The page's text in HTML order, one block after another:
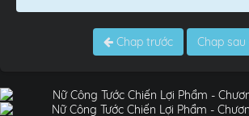
Chap trước Chap sau